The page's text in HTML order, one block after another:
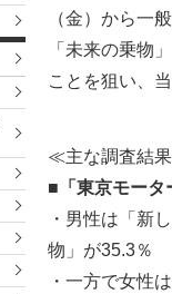
（金）から一
「未来の乗物
ことを狙い、
≪主な調査結
■「東京モータ
・男性は「新
物」が35.3％
・一方で女性